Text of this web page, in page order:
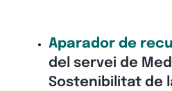
Aparador de
del servei de
Sostenibilitat de